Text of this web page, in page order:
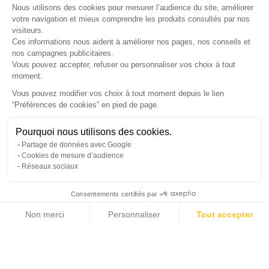
Nous utilisons des cookies pour mesurer l’audience du site, améliorer
votre navigation et mieux comprendre les produits consultés par nos
visiteurs.
Ces informations nous aident à améliorer nos pages, nos conseils et
nos campagnes publicitaires.
Vous pouvez accepter, refuser ou personnaliser vos choix à tout
moment.
Vous pouvez modifier vos choix à tout moment depuis le lien
“Préférences de cookies” en pied de page.
Pourquoi nous utilisons des cookies.
Partage de données avec Google
Cookies de mesure d’audience
Réseaux sociaux
Consentements certifiés par
Non merci Personnaliser Tout accepter
Gérer mes cookies
LETTRE D'INFORMATIONS
© Copyright 2026 France Galerie. Tous droits reservés.
Cliquez-ici pour modifier vos préférences en matière de cookies
💬Besoin d'aide ?
Une question ? Nous sommes là pour vous accompagner
Non, merci